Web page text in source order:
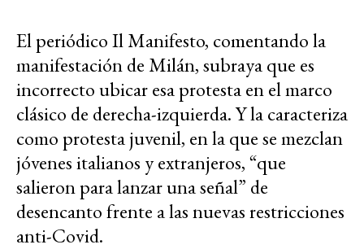
El periódico Il Manifesto, comentando la
manifestación de Milán, subraya que es
incorrecto ubicar esa protesta en el marco
clásico de derecha-izquierda. Y la caracteriza
como protesta juvenil, en la que se mezclan
jóvenes italianos y extranjeros, “que
salieron para lanzar una señal” de
desencanto frente a las nuevas restricciones
anti-Covid.